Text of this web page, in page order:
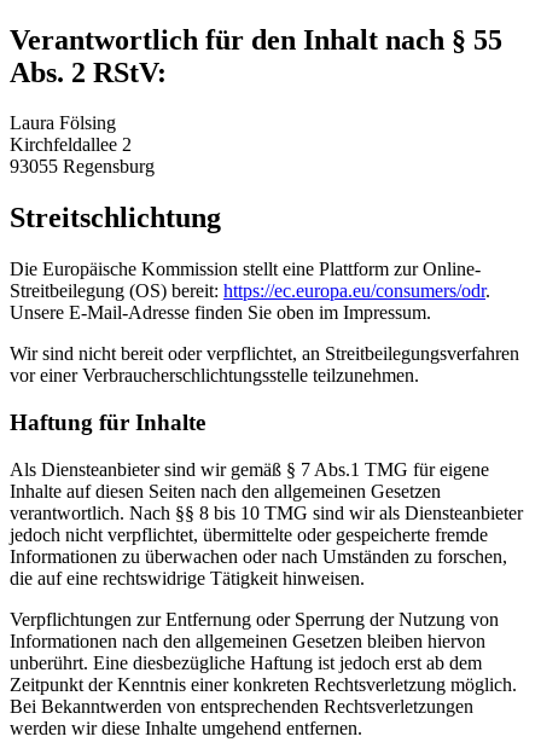
Verantwortlich für den Inhalt nach § 55
Abs. 2 RStV:
Laura Fölsing
Kirchfeldallee 2
93055 Regensburg
Streitschlichtung
Die Europäische Kommission stellt eine Plattform zur Online-
Streitbeilegung (OS) bereit: https://ec.europa.eu/consumers/odr.
Unsere E-Mail-Adresse finden Sie oben im Impressum.
Wir sind nicht bereit oder verpflichtet, an Streitbeilegungsverfahren
vor einer Verbraucherschlichtungsstelle teilzunehmen.
Haftung für Inhalte
Als Diensteanbieter sind wir gemäß § 7 Abs.1 TMG für eigene
Inhalte auf diesen Seiten nach den allgemeinen Gesetzen
verantwortlich. Nach §§ 8 bis 10 TMG sind wir als Diensteanbieter
jedoch nicht verpflichtet, übermittelte oder gespeicherte fremde
Informationen zu überwachen oder nach Umständen zu forschen,
die auf eine rechtswidrige Tätigkeit hinweisen.
Verpflichtungen zur Entfernung oder Sperrung der Nutzung von
Informationen nach den allgemeinen Gesetzen bleiben hiervon
unberührt. Eine diesbezügliche Haftung ist jedoch erst ab dem
Zeitpunkt der Kenntnis einer konkreten Rechtsverletzung möglich.
Bei Bekanntwerden von entsprechenden Rechtsverletzungen
werden wir diese Inhalte umgehend entfernen.